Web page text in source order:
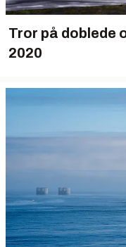
Tror på doblede
2020